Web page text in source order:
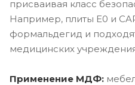
присваивая класс
Например, плиты E0 и
формальдегид и
медицинских
Применение МДФ: